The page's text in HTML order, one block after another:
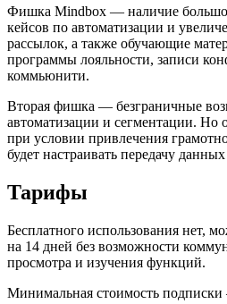
Фишка Mindbox — наличие
кейсов по автоматизации и
рассылок, а также обучающие
программы лояльности, записи
коммьюнити.
Вторая фишка — безграничные
автоматизации и сегментации. Но
при условии привлечения
будет настраивать передачу
Тарифы
Бесплатного использования нет,
на 14 дней без возможности
просмотра и изучения функций.
Минимальная стоимость